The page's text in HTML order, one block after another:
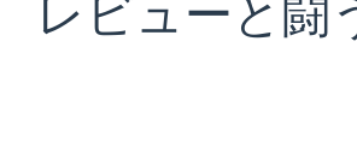
レビューと闘